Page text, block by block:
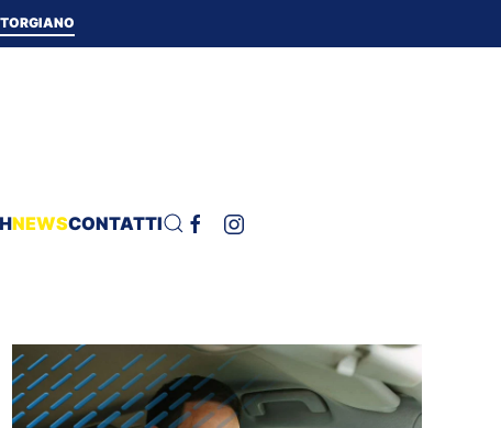
NEWSCONTATTI